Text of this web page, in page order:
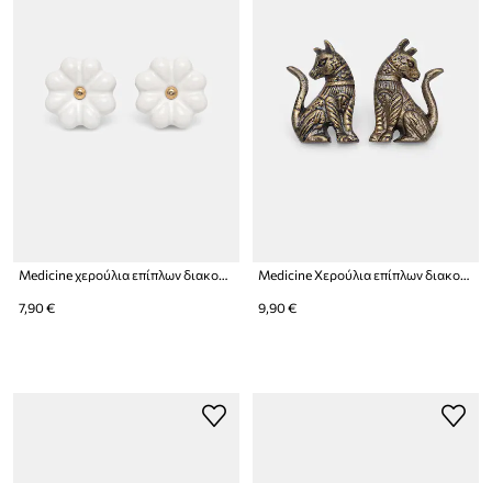
Medicine χερούλια επίπλων διακοσμητικά από πορσελάνη
7,90 €
Medicine Χερούλια επίπλων διακοσμητικά από παλαιωμένο μέταλλο
9,90 €